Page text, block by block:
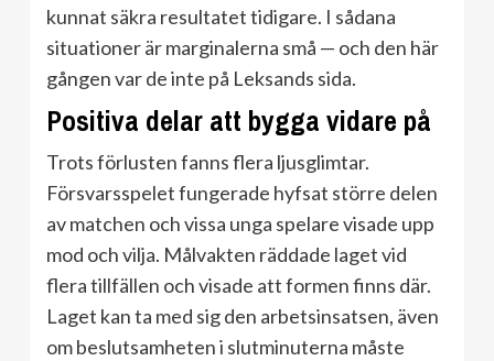
kunnat säkra resultatet tidigare. I sådana
situationer är marginalerna små — och den här
gången var de inte på Leksands sida.
Positiva delar att bygga vidare på
Trots förlusten fanns flera ljusglimtar.
Försvarsspelet fungerade hyfsat större delen
av matchen och vissa unga spelare visade upp
mod och vilja. Målvakten räddade laget vid
flera tillfällen och visade att formen finns där.
Laget kan ta med sig den arbetsinsatsen, även
om beslutsamheten i slutminuterna måste